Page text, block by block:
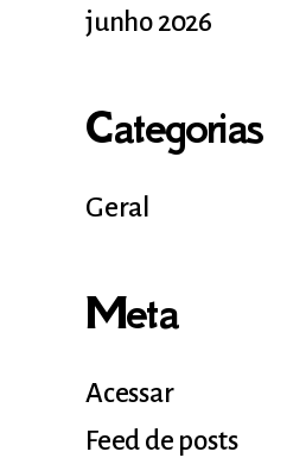
junho 2026
Categorias
Geral
Meta
Acessar
Feed de posts